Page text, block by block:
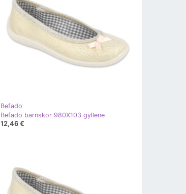
Befado
Befado barnskor 980X103 gyllene
12,46 €